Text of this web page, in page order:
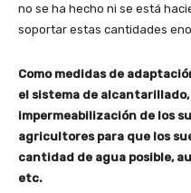
no se ha hecho ni se está
soportar estas cantidades
Como medidas de
el sistema de
impermeabilización de los
agricultores para que los
cantidad de agua posible,
etc.